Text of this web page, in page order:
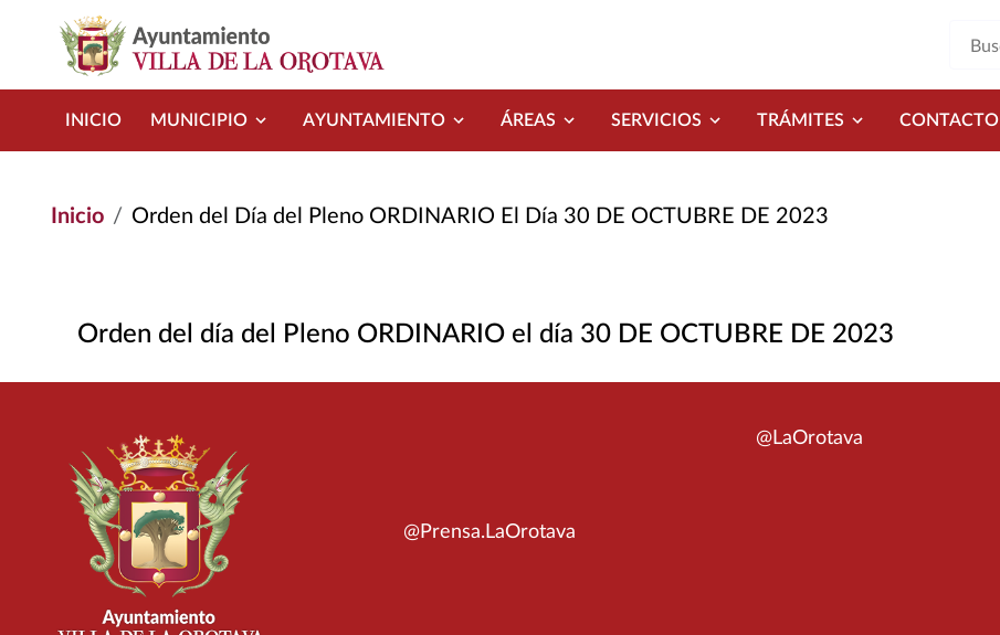
INICIO MUNICIPIO AYUNTAMIENTO ÁREAS SERVICIOS TRÁMITES CONTACTO
Inicio Orden del Día del Pleno ORDINARIO El Día 30 DE OCTUBRE DE 2023
Orden del día del Pleno ORDINARIO el día 30 DE OCTUBRE DE 2023
@Prensa.LaOrotava
@LaOrotava